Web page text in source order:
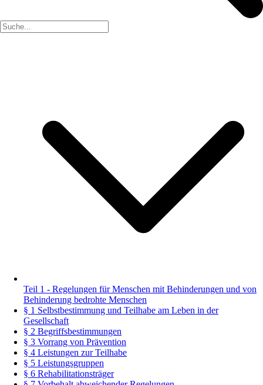
Teil 1 - Regelungen für Menschen mit Behinderungen und von
Behinderung bedrohte Menschen
§ 1 Selbstbestimmung und Teilhabe am Leben in der
Gesellschaft
§ 2 Begriffsbestimmungen
§ 3 Vorrang von Prävention
§ 4 Leistungen zur Teilhabe
§ 5 Leistungsgruppen
§ 6 Rehabilitationsträger